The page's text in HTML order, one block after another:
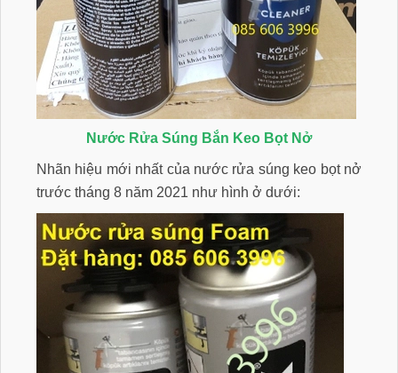
Nước Rửa Súng Bắn Keo Bọt Nở
Nhãn hiệu mới nhất của nước rửa súng keo bọt nở
trước tháng 8 năm 2021 như hình ở dưới: